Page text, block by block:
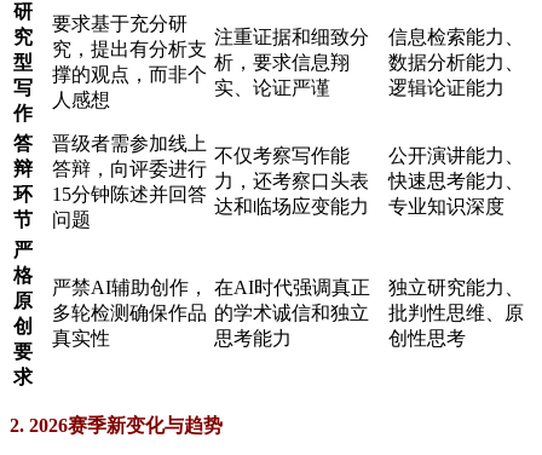
研
究
型
写
作
要求基于充分研
究，提出有分析支
撑的观点，而非个
人感想
注重证据和细致分
析，要求信息翔
实、论证严谨
信息检索能力、
数据分析能力、
逻辑论证能力
答
辩
环
节
晋级者需参加线上
答辩，向评委进行
15分钟陈述并回答
问题
不仅考察写作能
力，还考察口头表
达和临场应变能力
公开演讲能力、
快速思考能力、
专业知识深度
严
格
原
创
要
求
严禁AI辅助创作，
多轮检测确保作品
真实性
在AI时代强调真正
的学术诚信和独立
思考能力
独立研究能力、
批判性思维、原
创性思考
2. 2026赛季新变化与趋势